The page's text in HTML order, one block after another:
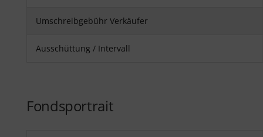
Umschreibgebühr Verkäufer
Ausschüttung / Intervall
Fondsportrait